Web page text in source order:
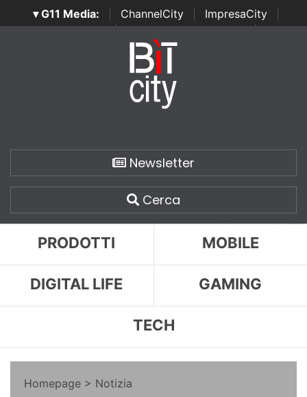
▾ G11 Media: ChannelCity ImpresaCity
SecurityOpenLab | Italian Channel Awards | Italian
Italian Security Awards
Newsletter
Cerca
PRODOTTI MOBILE
DIGITAL LIFE GAMING
TECH
Homepage > Notizia